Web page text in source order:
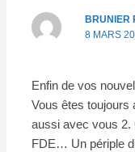
BRUNIER
8 MARS
Enfin de vos
Vous êtes toujours
aussi avec vous 2.
FDE… Un périple